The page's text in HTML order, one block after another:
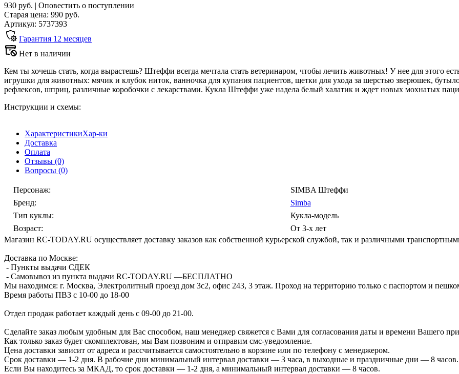
930 руб. | Оповестить о поступлении
Старая цена: 990 руб.
Артикул: 5737393
Гарантия 12 месяцев
Нет в наличии
Кем ты хочешь стать, когда вырастешь? Штеффи всегда мечтала стать ветеринаром, чтобы лечить животных! У нее для этого
игрушки для животных: мячик и клубок ниток, ванночка для купания пациентов, щетки для ухода за шерстью зверюшек,
рефлексов, шприц, различные коробочки с лекарствами. Кукла Штеффи уже надела белый халатик и ждет новых мохнатых
Инструкции и схемы:
ХарактеристикиХар-ки
Доставка
Оплата
Отзывы (0)
Вопросы (0)
Персонаж:
SIMBA Штеффи
Бренд:
Simba
Тип куклы:
Кукла-модель
Возраст:
От 3-х лет
Магазин RC-TODAY.RU осуществляет доставку заказов как собственной курьерской службой, так и различными
Доставка по Москве:
- Пункты выдачи СДЕК
- Самовывоз из пункта выдачи RC-TODAY.RU —БЕСПЛАТНО
Мы находимся: г. Москва, Электролитный проезд дом 3с2, офис 243, 3 этаж. Проход на территорию только с паспортом и
Время работы ПВЗ с 10-00 до 18-00
Отдел продаж работает каждый день с 09-00 до 21-00.
Сделайте заказ любым удобным для Вас способом, наш менеджер свяжется с Вами для согласования даты и времени Вашего
Как только заказ будет скомплектован, мы Вам позвоним и отправим смс-уведомление.
Цена доставки зависит от адреса и рассчитывается самостоятельно в корзине или по телефону с менеджером.
Срок доставки — 1-2 дня. В рабочие дни минимальный интервал доставки — 3 часа, в выходные и праздничные дни — 8 часов.
Если Вы находитесь за МКАД, то срок доставки — 1-2 дня, а минимальный интервал доставки — 8 часов.